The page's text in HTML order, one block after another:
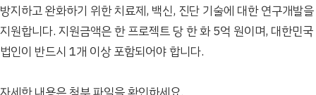
방지하고 완화하기 위한 치료제, 백신, 진단 기술에 대한 연구개발을
지원합니다. 지원금액은 한 프로젝트 당 한 화 5억 원이며, 대한민국
법인이 반드시 1개 이상 포함되어야 합니다.